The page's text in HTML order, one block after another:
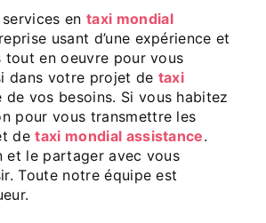
en taxi mondial
usant d’une expérience et
tout en oeuvre pour vous
dans votre projet de taxi
de vos besoins. Si vous habitez
pour vous transmettre les
detaxi mondial assistance.
et le partager avec vous
Toute notre équipe est